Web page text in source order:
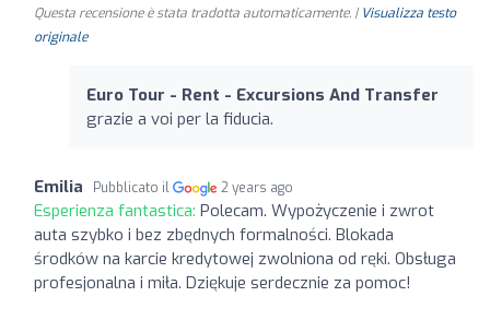
Questa recensione è stata tradotta automaticamente. | Visualizza testo
originale
Euro Tour - Rent - Excursions And Transfer
grazie a voi per la fiducia.
Emilia Pubblicato il 2 years ago
Esperienza fantastica: Polecam. Wypożyczenie i zwrot
auta szybko i bez zbędnych formalności. Blokada
środków na karcie kredytowej zwolniona od ręki. Obsługa
profesjonalna i miła. Dziękuje serdecznie za pomoc!